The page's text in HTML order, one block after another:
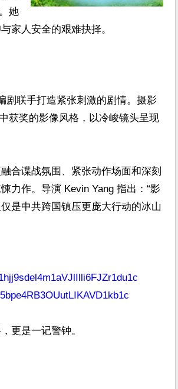
她
家人安全的艰难抉择。
剧联手打造紧张刺激的剧情。摄影
获奖的影像风格，以冷峻镜头呈现
合谍战氛围、紧张动作场面和深刻
力作。导演 Kevin Yang 指出：“影
是中共跨国镇压更庞大行动的冰山
更是一记警钟。